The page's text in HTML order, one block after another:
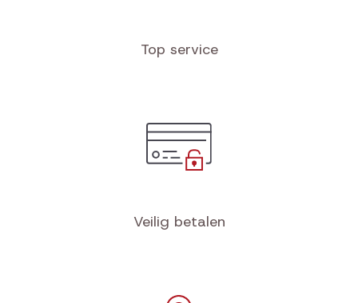
Top service
Veilig betalen